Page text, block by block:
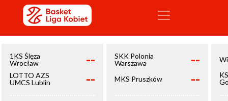
1KS Ślęza
Wrocław
--
LOTTO AZS
UMCS Lublin
--
SKK Polonia
Warszawa
--
MKS Pruszków --